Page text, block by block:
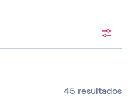
45 resultados